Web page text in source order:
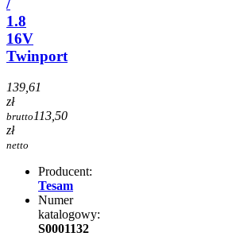
/
1.8
16V
Twinport
139,61
zł
brutto 113,50
zł
netto
Producent:
Tesam
Numer
katalogowy:
S0001132